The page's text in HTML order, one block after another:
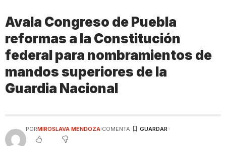
Avala Congreso de Puebla
reformas a la Constitución
federal para nombramientos de
mandos superiores de la
Guardia Nacional
PORMIROSLAVA MENDOZA COMENTA